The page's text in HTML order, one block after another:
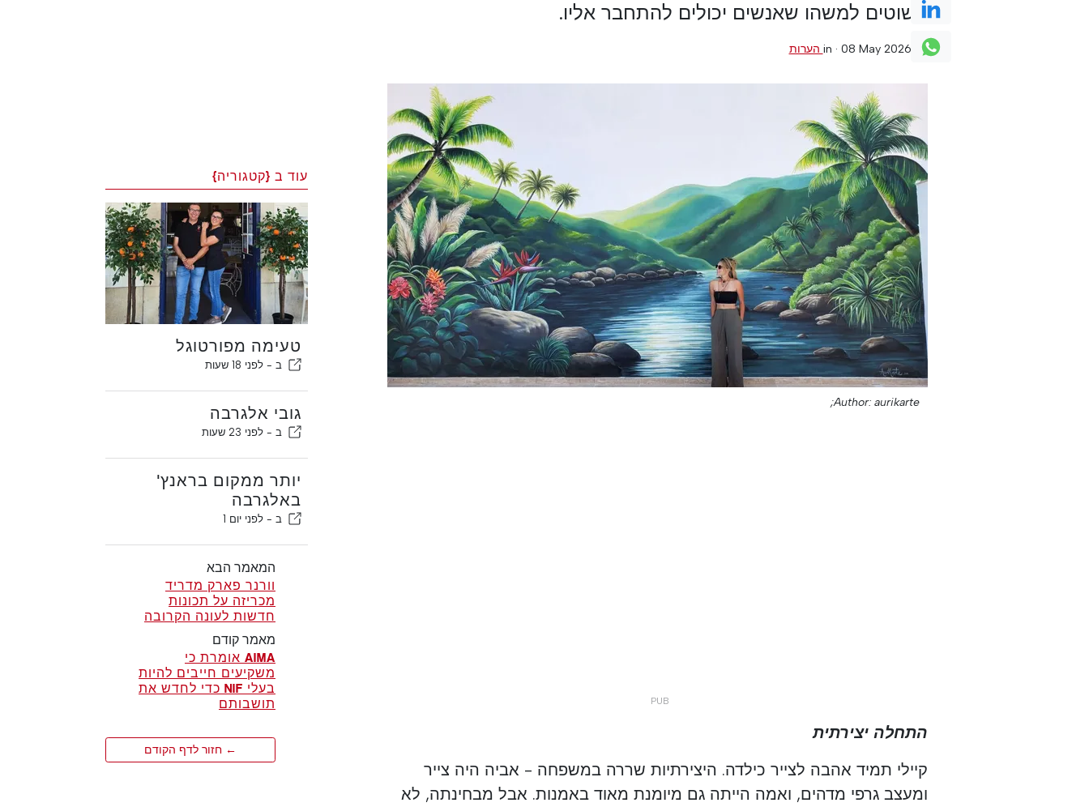
פשוטים למשהו שאנשים יכולים להתחבר אליו.
in · 08 May 2026 0 הערות
Author: aurikarte;
התחלה יצירתית
קיילי תמיד אהבה לצייר כילדה. היצירתיות שררה במשפחה - אביה היה צייר
ומעצב גרפי מדהים, ואמה הייתה גם מיומנת מאוד באמנות. אבל מבחינתה, לא
עוד ב {קטגוריה}
טעימה מפורטוגל
ב - לפני 18 שעות
גובי אלגרבה
ב - לפני 23 שעות
יותר ממקום בראנץ'
באלגרבה
ב - לפני יום 1
המאמר הבא
וורנר פארק מדריד
מכריזה על תכונות
חדשות לעונה הקרובה
מאמר קודם
AIMA אומרת כי
משקיעים חייבים להיות
בעלי NIF כדי לחדש את
תושבותם
← חזור לדף הקודם